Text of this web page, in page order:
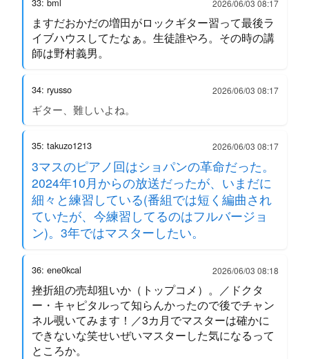
2026/06/03 08:17
ますだおかだの増田がロックギター習って最後ラ
イブハウスしてたなぁ。生徒誰やろ。その時の講
師は野村義男。
34: ryusso 2026/06/03 08:17
ギター、難しいよね。
35: takuzo1213 2026/06/03 08:17
3マスのピアノ回はショパンの革命だった。
2024年10月からの放送だったが、いまだに
細々と練習している(番組では短く編曲され
ていたが、今練習してるのはフルバージョ
ン)。3年ではマスターしたい。
36: ene0kcal 2026/06/03 08:18
挫折組の売却狙いか（トップコメ）。／ドクタ
ー・キャピタルって知らんかったので後でチャン
ネル覗いてみます！／3カ月でマスターは確かに
できないな笑せいぜいマスターした気になるって
ところか。